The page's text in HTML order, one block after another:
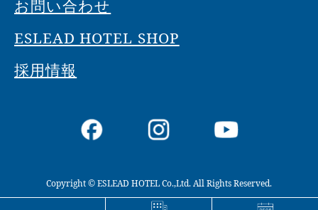
お問い合わせ
ESLEAD HOTEL SHOP
採用情報
Copyright © ESLEAD HOTEL Co.,Ltd. All Rights Reserved.